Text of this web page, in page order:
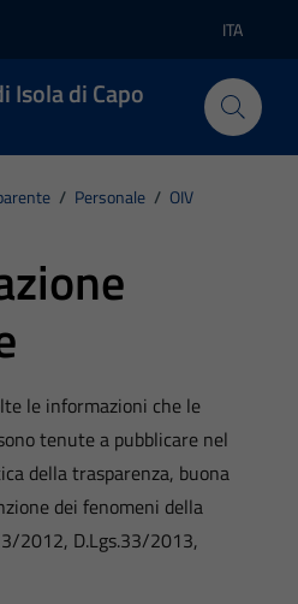
Lingua
ITA
Isola di Capo
/ Personale / OIV
le informazioni che le
tenute a pubblicare nel
della trasparenza, buona
dei fenomeni della
2012, D.Lgs.33/2013,